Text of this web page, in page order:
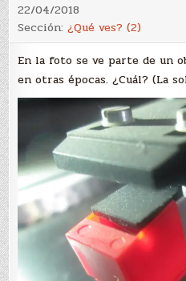
22/04/2018
Sección:¿Qué ves? (2)
En la foto se ve parte de un
en otras épocas. ¿Cuál? (La